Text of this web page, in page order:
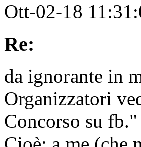
Ott-02-18
Re:
da ignorante in
Organizzatori
Concorso su fb."